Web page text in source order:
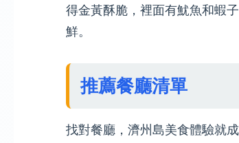
得金黃酥脆，裡面有魷魚和蝦
鮮。
推薦餐廳清單
找對餐廳，濟州島美食體驗就